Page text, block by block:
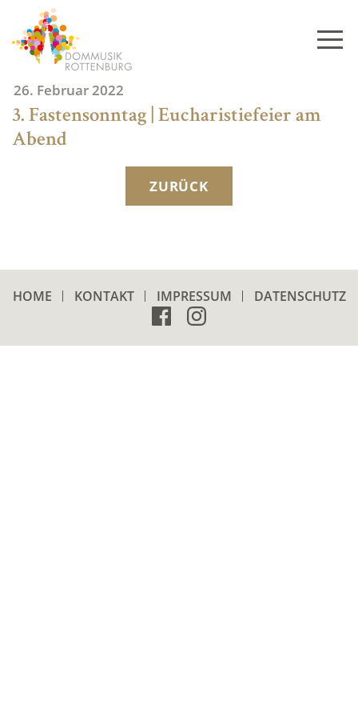
content
26. Februar 2022
3. Fastensonntag | Eucharistiefeier am
Abend
ZURÜCK
HOME KONTAKT IMPRESSUM DATENSCHUTZ